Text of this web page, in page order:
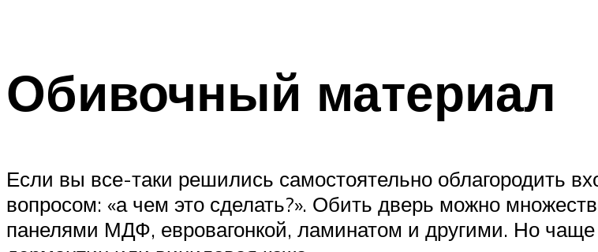
Обивочный материал
Если вы все-таки решились самостоятельно облагородить
вопросом: «а чем это сделать?». Обить дверь можно
панелями МДФ, евровагонкой, ламинатом и другими. Но чаще